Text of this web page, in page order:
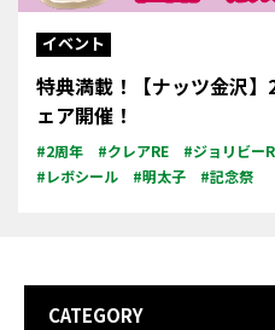
イベント
特典満載！【ナッツ金沢
ェア開催！
#2周年 #クレアRE #ジョリビー
#レボシール
#明太子 #記念祭
CATEGORY